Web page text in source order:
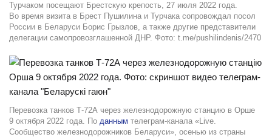
Турчаком посещают Брестскую крепость, 27 июля 2022 года.
Во время визита в Брест Пушилина и Турчака сопровождал посол
России в Беларуси Борис Грызлов, а также другие представители
делегации самопровозглашенной ДНР. Фото: t.me/pushilindenis/2470
Перевозка танков Т-72А через железнодорожную станцию в Орше
9 октября 2022 года. По данным телеграм-канала «Live.
Сообщество железнодорожников Беларуси», осенью из страны